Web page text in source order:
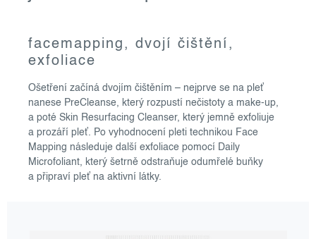
facemapping, dvojí čištění,
exfoliace
Ošetření začíná dvojím čištěním – nejprve se na pleť
nanese PreCleanse, který rozpustí nečistoty a make-up,
a poté Skin Resurfacing Cleanser, který jemně exfoliuje
a prozáří pleť. Po vyhodnocení pleti technikou Face
Mapping následuje další exfoliace pomocí Daily
Microfoliant, který šetrně odstraňuje odumřelé buňky
a připraví pleť na aktivní látky.